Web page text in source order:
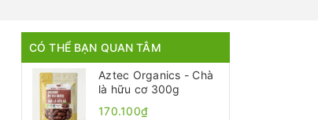
CÓ THỂ BẠN QUAN TÂM
Aztec Organics - Chà
là hữu cơ 300g
170.100₫